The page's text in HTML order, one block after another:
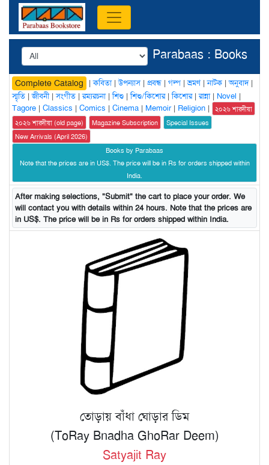
Parabaas : Books
Complete Catalog |কবিতা|উপন্যাস| প্রবন্ধ | গল্প |ভ্রমণ|নাটক |অনুবাদ|
স্মৃতি |জীবনী|সংগীত |রম্যরচনা|শিশু |শিশু/কিশোর|কিশোর|রান্না| Novel |
Tagore | Classics | Comics | Cinema | Memoir| Religion |
২০২৬ শারদীয়া
২০২৬ শারদীয়া (old page)
Magazine Subscription
Special Issues
New Arrivals (April 2026)
Books by Parabaas
Note that the prices are in US$. The price will be in Rs for orders shipped within
India.
After making selections, "Submit" the cart to place your order. We
will contact you with details within 24 hours. Note that the prices are
in US$. The price will be in Rs for orders shipped within India.
তোড়ায় বাঁধা ঘোড়ার ডিম
(ToRay Bnadha GhoRar Deem)
Satyajit Ray